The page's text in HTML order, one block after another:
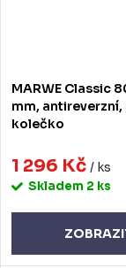
MARWE Classic
mm,
kolečko
1 296 Kč / ks
Skladem 2 ks